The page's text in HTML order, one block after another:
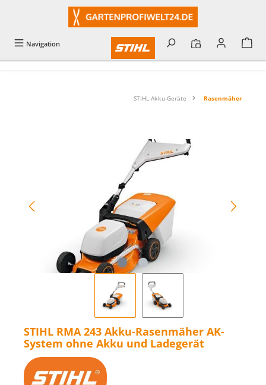
Navigation
STIHL Akku-Geräte Rasenmäher
STIHL RMA 243 Akku-Rasenmäher AK-
System ohne Akku und Ladegerät